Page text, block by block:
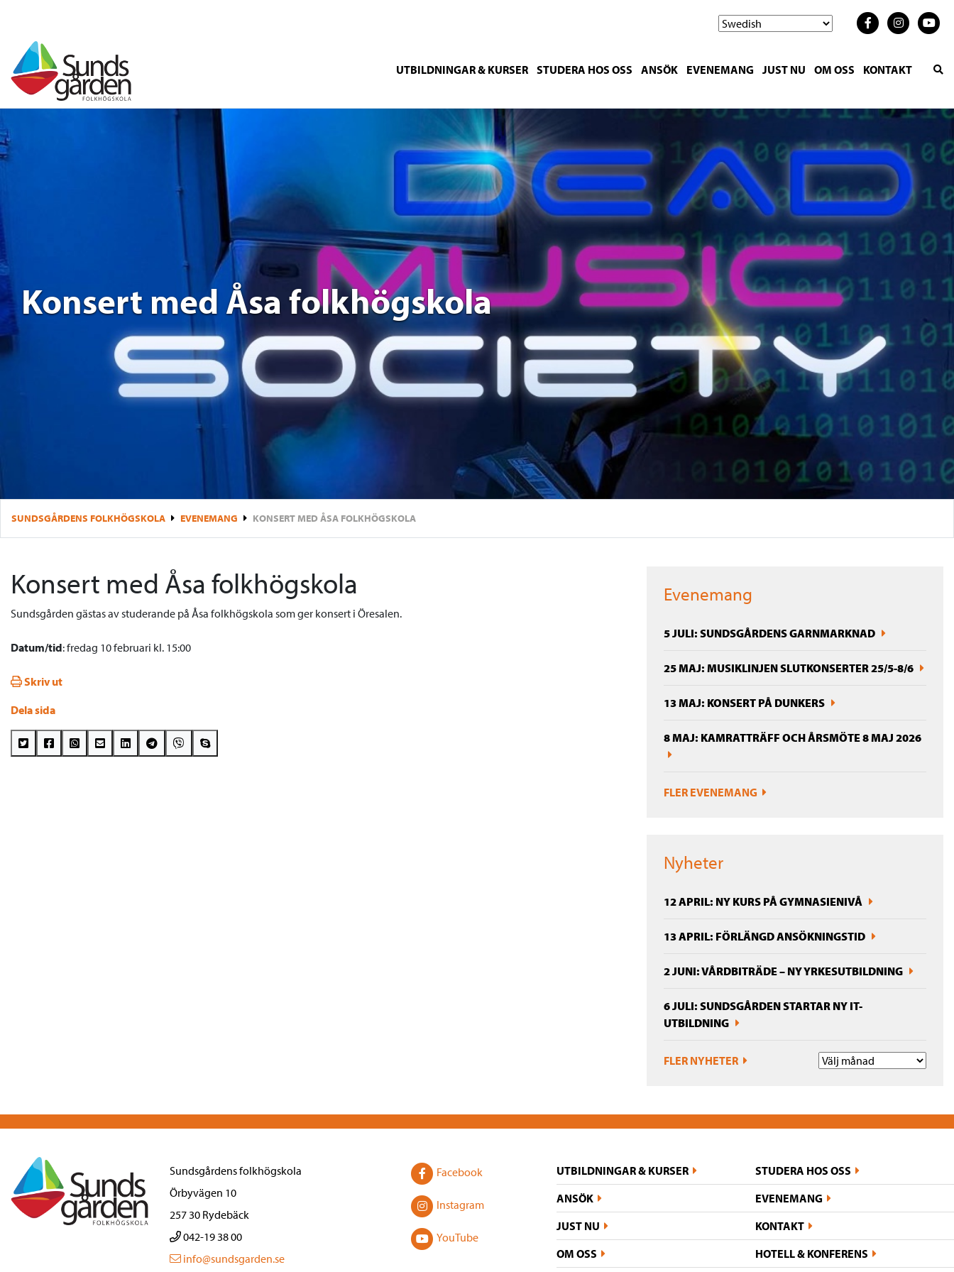
UTBILDNINGAR & KURSER STUDERA HOS OSS ANSÖK EVENEMANG JUST NU OM OSS KONTAKT
Konsert med Åsa folkhögskola
SUNDSGÅRDENS FOLKHÖGSKOLA EVENEMANG KONSERT MED ÅSA FOLKHÖGSKOLA
Konsert med Åsa folkhögskola
Sundsgården gästas av studerande på Åsa folkhögskola som ger konsert i Öresalen.
Datum/tid: fredag 10 februari kl. 15:00
Skriv ut
Dela sida
Evenemang
5 JULI: SUNDSGÅRDENS GARNMARKNAD
25 MAJ: MUSIKLINJEN SLUTKONSERTER 25/5-8/6
13 MAJ: KONSERT PÅ DUNKERS
8 MAJ: KAMRATTRÄFF OCH ÅRSMÖTE 8 MAJ 2026
FLER EVENEMANG
Nyheter
12 APRIL: NY KURS PÅ GYMNASIENIVÅ
13 APRIL: FÖRLÄNGD ANSÖKNINGSTID
2 JUNI: VÅRDBITRÄDE – NY YRKESUTBILDNING
6 JULI: SUNDSGÅRDEN STARTAR NY IT-
UTBILDNING
FLER NYHETER
Sundsgårdens folkhögskola
Örbyvägen 10
257 30 Rydebäck
042-19 38 00
info@sundsgarden.se
Facebook
Instagram
YouTube
UTBILDNINGAR & KURSER
STUDERA HOS OSS
ANSÖK
EVENEMANG
JUST NU
KONTAKT
OM OSS
HOTELL & KONFERENS